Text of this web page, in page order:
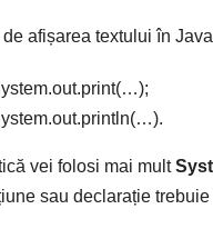
afișarea textului în
vei folosi mai mult
sau declarație